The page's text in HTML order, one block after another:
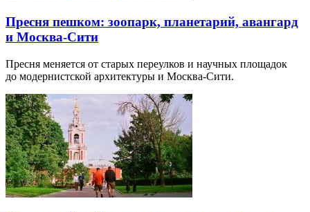
Пресня пешком: зоопарк, планетарий, авангард
и Москва-Сити
Пресня меняется от старых переулков и научных площадок
до модернистской архитектуры и Москва-Сити.